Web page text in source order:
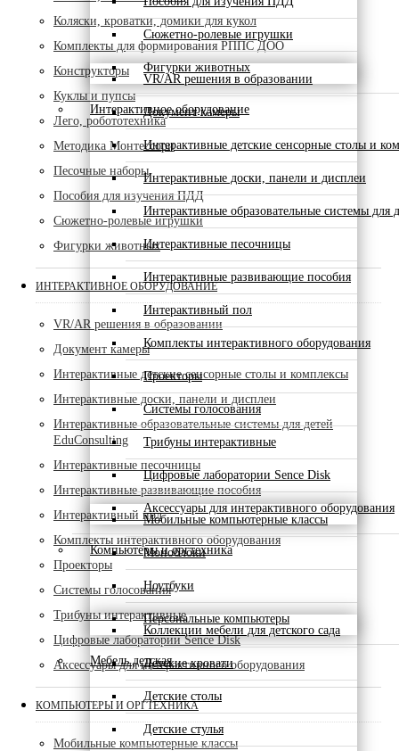
Сюжетно-ролевые игрушки
Фигурки животных
Интерактивное оборудование
VR/AR решения в образовании
Документ камеры
Интерактивные детские сенсорные столы и
Интерактивные доски, панели и дисплеи
Интерактивные образовательные системы для
Интерактивные песочницы
Интерактивные развивающие пособия
Интерактивный пол
Комплекты интерактивного оборудования
Проекторы
Системы голосования
Трибуны интерактивные
Цифровые лаборатории Sence Disk
Аксессуары для интерактивного оборудования
Компьютеры и оргтехника
Мобильные компьютерные классы
Моноблоки
Ноутбуки
Персональные компьютеры
Мебель детская
Коллекции мебели для детского сада
Детские кровати
Детские столы
Детские стулья
Коляски, кроватки, домики для кукол
Комплекты для формирования РППС ДОО
Конструкторы
Куклы и пупсы
Лего, робототехника
Методика Монтессори
Песочные наборы
Пособия для изучения ПДД
Сюжетно-ролевые игрушки
Фигурки животных
ИНТЕРАКТИВНОЕ ОБОРУДОВАНИЕ
VR/AR решения в образовании
Документ камеры
Интерактивные детские сенсорные столы и комплексы
Интерактивные доски, панели и дисплеи
Интерактивные образовательные системы для детей
EduConsulting
Интерактивные песочницы
Интерактивные развивающие пособия
Интерактивный пол
Комплекты интерактивного оборудования
Проекторы
Системы голосования
Трибуны интерактивные
Цифровые лаборатории Sence Disk
Аксессуары для интерактивного оборудования
КОМПЬЮТЕРЫ И ОРГТЕХНИКА
Мобильные компьютерные классы